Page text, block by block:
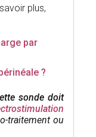
plus,
par
?
sonde doit
traitement ou